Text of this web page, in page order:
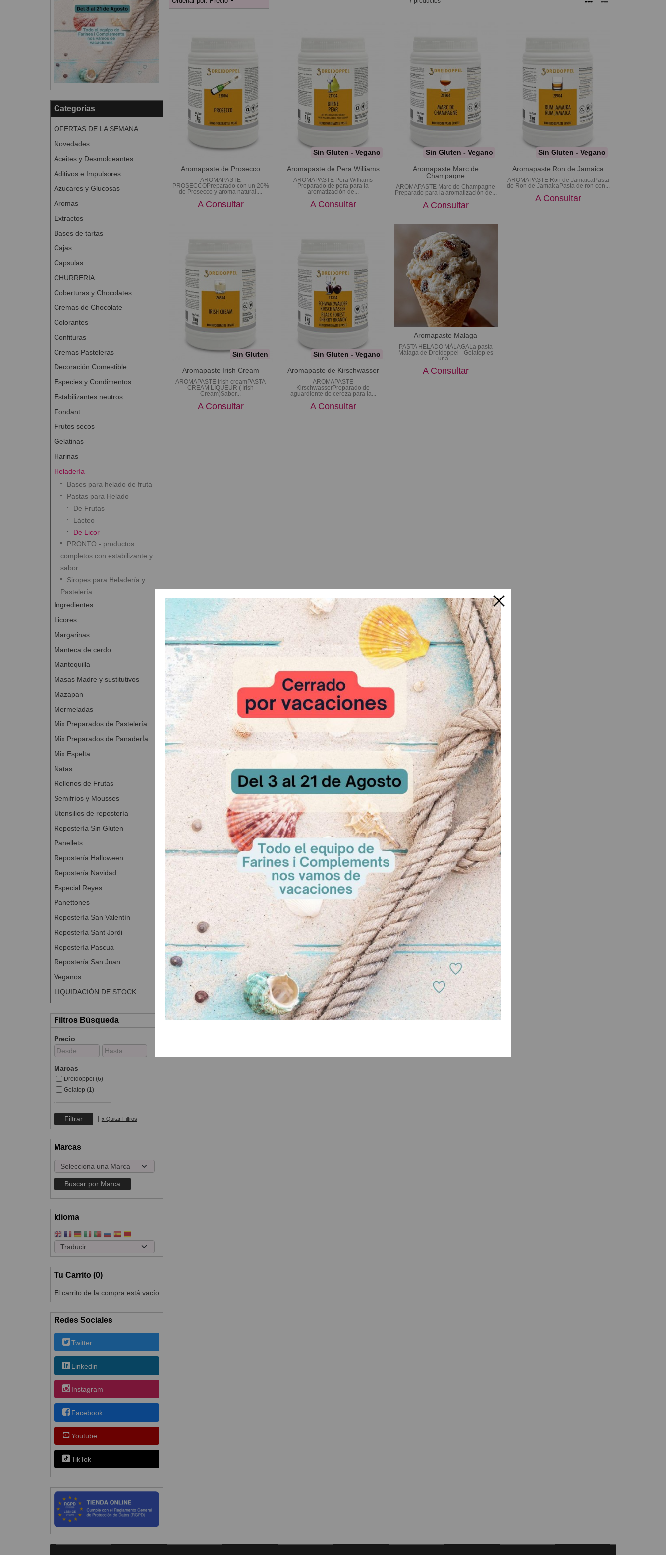
Categorías
OFERTAS DE LA SEMANA
Novedades
Aceites y Desmoldeantes
Aditivos e Impulsores
Azucares y Glucosas
Aromas
Extractos
Bases de tartas
Cajas
Capsulas
CHURRERIA
Coberturas y Chocolates
Cremas de Chocolate
Colorantes
Confituras
Cremas Pasteleras
Decoración Comestible
Especies y Condimentos
Estabilizantes neutros
Fondant
Frutos secos
Gelatinas
Harinas
Heladería
Bases para helado de fruta
Pastas para Helado
De Frutas
Lácteo
De Licor
PRONTO - productos
completos con estabilizante y
sabor
Siropes para Heladería y
Pastelería
Ingredientes
Licores
Margarinas
Manteca de cerdo
Mantequilla
Masas Madre y sustitutivos
Mazapan
Mermeladas
Mix Preparados de Pastelería
Mix Preparados de PanaderÍa
Mix Espelta
Natas
Rellenos de Frutas
Semifríos y Mousses
Utensilios de repostería
Repostería Sin Gluten
Panellets
Repostería Halloween
Repostería Navidad
Especial Reyes
Panettones
Repostería San Valentín
Repostería Sant Jordi
Repostería Pascua
Repostería San Juan
Veganos
LIQUIDACIÓN DE STOCK
Filtros Búsqueda
Precio
Marcas
Dreidoppel (6)
Gelatop (1)
| x Quitar Filtros
Marcas
Idioma
Tu Carrito (0)
El carrito de la compra está vacío
Redes Sociales
Twitter
Linkedin
Instagram
Facebook
Youtube
TikTok
Aromapaste de Prosecco
AROMAPASTE
PROSECCOPreparado con un 20%
de Prosecco y aroma natural....
A Consultar
Sin Gluten - Vegano
Aromapaste de Pera Williams
AROMAPASTE Pera Williams
Preparado de pera para la
aromatización de...
A Consultar
Sin Gluten - Vegano
Aromapaste Marc de
Champagne
AROMAPASTE Marc de Champagne
Preparado para la aromatización de...
A Consultar
Sin Gluten - Vegano
Aromapaste Ron de Jamaica
AROMAPASTE Ron de JamaicaPasta
de Ron de JamaicaPasta de ron con...
A Consultar
Sin Gluten
Aromapaste Irish Cream
AROMAPASTE Irish creamPASTA
CREAM LIQUEUR ( Irish
Cream)Sabor...
A Consultar
Sin Gluten - Vegano
Aromapaste de Kirschwasser
AROMAPASTE
KirschwasserPreparado de
aguardiente de cereza para la...
A Consultar
Aromapaste Malaga
PASTA HELADO MÁLAGALa pasta
Málaga de Dreidoppel - Gelatop es
una...
A Consultar